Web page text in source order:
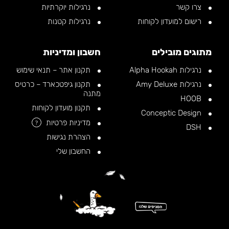
צרו קשר
רישום למועדון לקוחות
נרגילות יוקרתיות
נרגילות קטנות
מתוגים מובילים
נרגילות Alpha Hookah
נרגילות Amy Deluxe
חשבון ומדיניות
תקנון אתר – תנאי שימוש
תקנון גיפטכארד – כרטיס
מתנה
תקנון מועדון לקוחות
מדיניות פרטיות
?
הצהרת נגישות
החשבון שלי